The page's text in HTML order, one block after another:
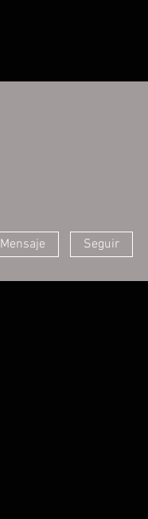
Mensaje Seguir